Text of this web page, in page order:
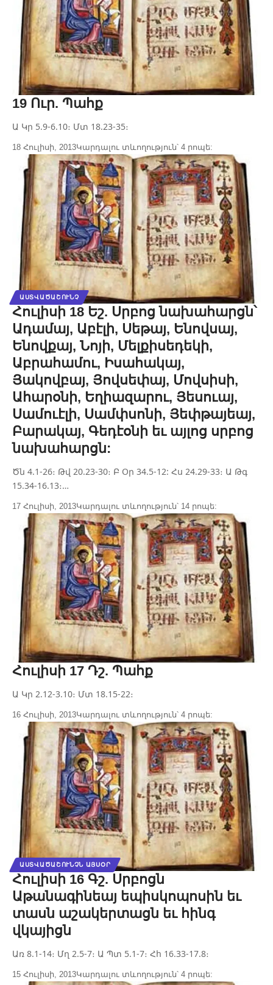
19 Ուր. Պահք
Ա Կր 5.9-6.10։ Մտ 18.23-35։
18 Հուլիսի, 2013Կարդալու տևողություն՝ 4 րոպե:
ԱՍՏՎԱԾԱՇՈՒՆՉ
Հուլիսի 18 Եշ. Սրբոց նախահարցն՝
Ադամայ, Աբէլի, Սեթայ, Ենովսայ,
Ենովքայ, Նոյի, Մելքիսեդեկի,
Աբրահամու, Իսահակայ,
Յակովբայ, Յովսեփայ, Մովսիսի,
Ահարօնի, Եղիազարու, Յեսուայ,
Սամուէլի, Սամփսոնի, Յեփթայեայ,
Բարակայ, Գեդէօնի եւ այլոց սրբոց
նախահարցն:
Ծն 4.1-26։ Թվ 20.23-30։ Բ Oր 34.5-12: Հս 24.29-33։ Ա Թգ
15.34-16.13։…
17 Հուլիսի, 2013Կարդալու տևողություն՝ 14 րոպե:
Հուլիսի 17 Դշ. Պահք
Ա Կր 2.12-3.10։ Մտ 18.15-22։
16 Հուլիսի, 2013Կարդալու տևողություն՝ 4 րոպե:
ԱՍՏՎԱԾԱՇՈՒՆՉՆ ԱՅՍՕՐ
Հուլիսի 16 Գշ. Սրբոցն
Աթանագինեայ եպիսկոպոսին եւ
տասն աշակերտացն եւ հինգ
վկայիցն
Առ 8.1-14։ Մղ 2.5-7։ Ա Պտ 5.1-7։ Հհ 16.33-17.8։
15 Հուլիսի, 2013Կարդալու տևողություն՝ 4 րոպե: